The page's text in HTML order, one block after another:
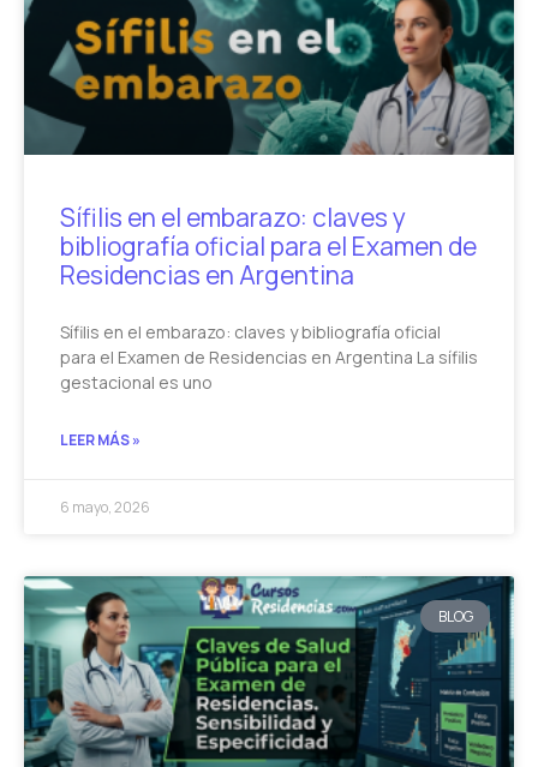
Sífilis en el embarazo: claves y
bibliografía oficial para el Examen de
Residencias en Argentina
Sífilis en el embarazo: claves y bibliografía oficial
para el Examen de Residencias en Argentina La sífilis
gestacional es uno
LEER MÁS »
6 mayo, 2026
BLOG